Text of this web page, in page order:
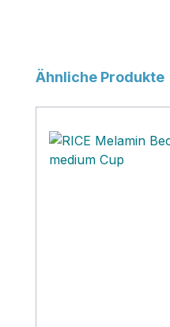
Produktgalerie
Ähnliche Produkte